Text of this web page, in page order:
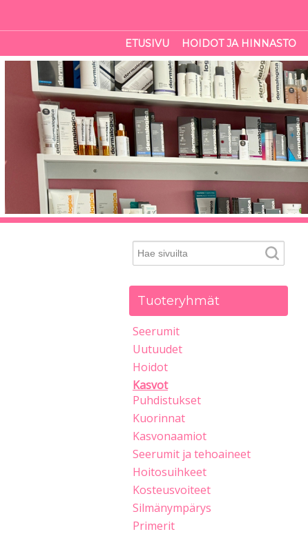
ETUSIVU HOIDOT JA HINNASTO
Tuoteryhmät
Seerumit
Uutuudet
Hoidot
Kasvot
Puhdistukset
Kuorinnat
Kasvonaamiot
Seerumit ja tehoaineet
Hoitosuihkeet
Kosteusvoiteet
Silmänympärys
Primerit